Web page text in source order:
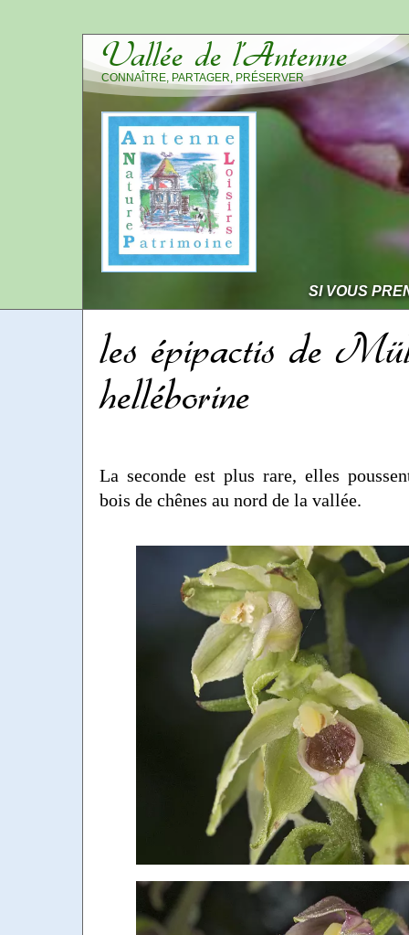
Vallée de l’Antenne
CONNAÎTRE, PARTAGER, PRÉSERVER
SI VOUS
les épipactis de
helléborine
La seconde est plus rare, elles
bois de chênes au nord de la vallée.